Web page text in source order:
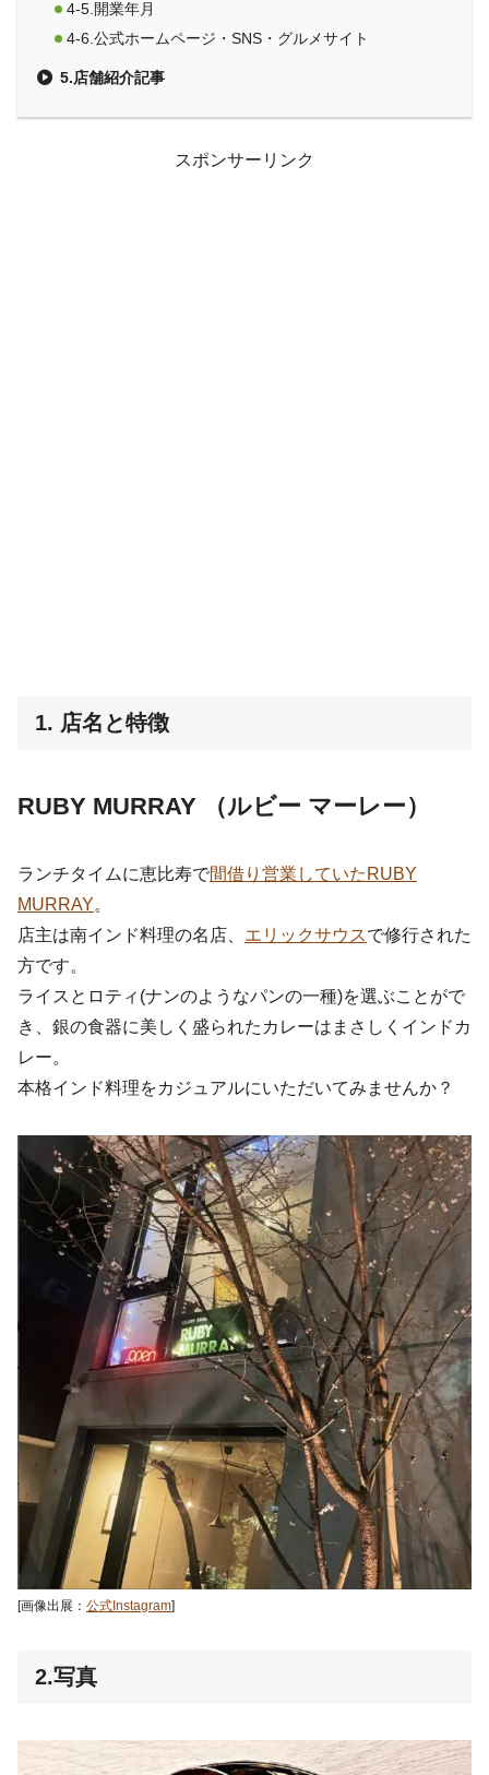
4-5.開業年月
4-6.公式ホームページ・SNS・グルメサイト
5.店舗紹介記事
スポンサーリンク
1. 店名と特徴
RUBY MURRAY （ルビー マーレー）
ランチタイムに恵比寿で間借り営業していたRUBY
MURRAY。
店主は南インド料理の名店、 エリックサウスで修行された
方です。
ライスとロティ(ナンのようなパンの一種)を選ぶことがで
き、銀の食器に美しく盛られたカレーはまさしくインドカ
レー。
本格インド料理をカジュアルにいただいてみませんか？
[画像出展： 公式Instagram]
2.写真